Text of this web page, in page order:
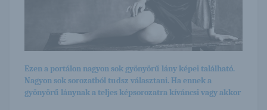
Ezen a portálon nagyon sok gyönyörű lány képei található.
Nagyon sok sorozatból tudsz választani. Ha ennek a
gyönyörű lánynak a teljes képsorozatra kíváncsi vagy akkor